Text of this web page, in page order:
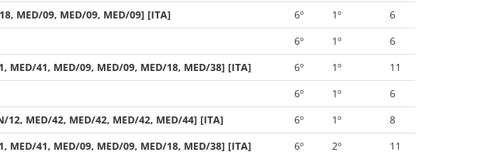
MED/09, MED/09, MED/09] [ITA] 6º 1º
6
6º 1º
6
MED/41, MED/09, MED/09, MED/18, MED/38] [ITA] 6º 1º
11
6º 1º
6
12, MED/42, MED/42, MED/42, MED/44] [ITA] 6º 1º
8
MED/41, MED/09, MED/09, MED/18, MED/38] [ITA] 6º 2º
11